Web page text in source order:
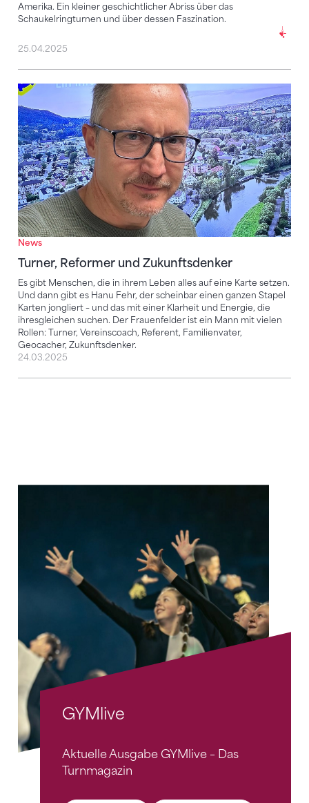
Amerika. Ein kleiner geschichtlicher Abriss über das
Schaukelringturnen und über dessen Faszination.
25.04.2025
News
Turner, Reformer und Zukunftsdenker
Es gibt Menschen, die in ihrem Leben alles auf eine Karte setzen.
Und dann gibt es Hanu Fehr, der scheinbar einen ganzen Stapel
Karten jongliert – und das mit einer Klarheit und Energie, die
ihresgleichen suchen. Der Frauenfelder ist ein Mann mit vielen
Rollen: Turner, Vereinscoach, Referent, Familienvater,
Geocacher, Zukunftsdenker.
Turner, Reformer und Zukunftsdenker
24.03.2025
GYMlive
Aktuelle Ausgabe GYMlive – Das
Turnmagazin